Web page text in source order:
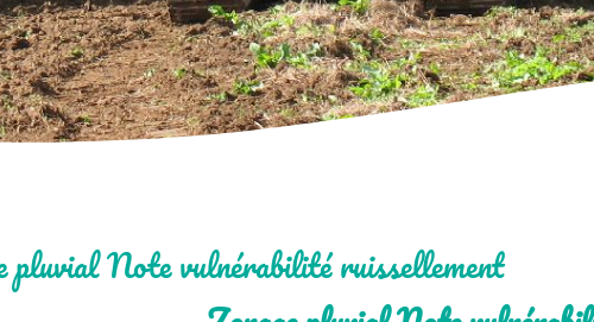
pluvial Note vulnérabilité ruissellement